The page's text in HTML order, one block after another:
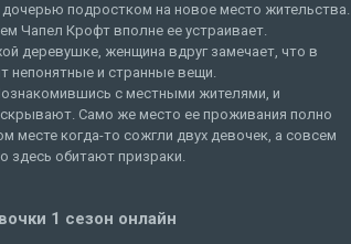
подростком на новое место жительства.
Чапел Крофт вполне ее устраивает.
деревушке, женщина вдруг замечает, что в
непонятные и странные вещи.
с местными жителями, и
скрывают. Само же место ее проживания полно
месте когда-то сожгли двух девочек, а совсем
здесь обитают призраки.
1 сезон онлайн